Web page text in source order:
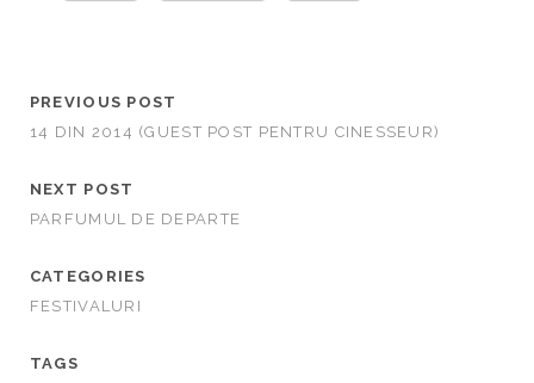
PREVIOUS POST
14 DIN 2014 (GUEST POST PENTRU CINESSEUR)
NEXT POST
PARFUMUL DE DEPARTE
CATEGORIES
FESTIVALURI
TAGS